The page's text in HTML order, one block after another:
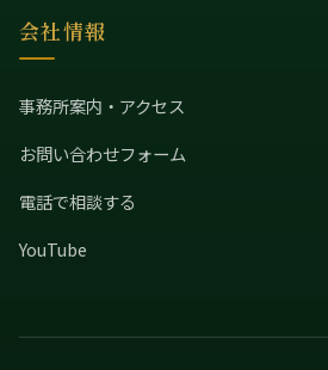
会社情報
事務所案内・アクセス
お問い合わせフォーム
電話で相談する
YouTube